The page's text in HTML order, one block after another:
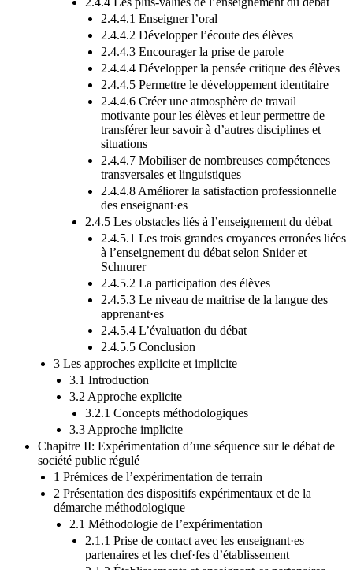
2.4.4.1 Enseigner l’oral
2.4.4.2 Développer l’écoute des élèves
2.4.4.3 Encourager la prise de parole
2.4.4.4 Développer la pensée critique des élèves
2.4.4.5 Permettre le développement identitaire
2.4.4.6 Créer une atmosphère de travail
motivante pour les élèves et leur permettre de
transférer leur savoir à d’autres disciplines et
situations
2.4.4.7 Mobiliser de nombreuses compétences
transversales et linguistiques
2.4.4.8 Améliorer la satisfaction professionnelle
des enseignant·es
2.4.5 Les obstacles liés à l’enseignement du débat
2.4.5.1 Les trois grandes croyances erronées liées
à l’enseignement du débat selon Snider et
Schnurer
2.4.5.2 La participation des élèves
2.4.5.3 Le niveau de maitrise de la langue des
apprenant·es
2.4.5.4 L’évaluation du débat
2.4.5.5 Conclusion
3 Les approches explicite et implicite
3.1 Introduction
3.2 Approche explicite
3.2.1 Concepts méthodologiques
3.3 Approche implicite
Chapitre II: Expérimentation d’une séquence sur le débat de
société public régulé
1 Prémices de l’expérimentation de terrain
2 Présentation des dispositifs expérimentaux et de la
démarche méthodologique
2.1 Méthodologie de l’expérimentation
2.1.1 Prise de contact avec les enseignant·es
partenaires et les chef·fes d’établissement